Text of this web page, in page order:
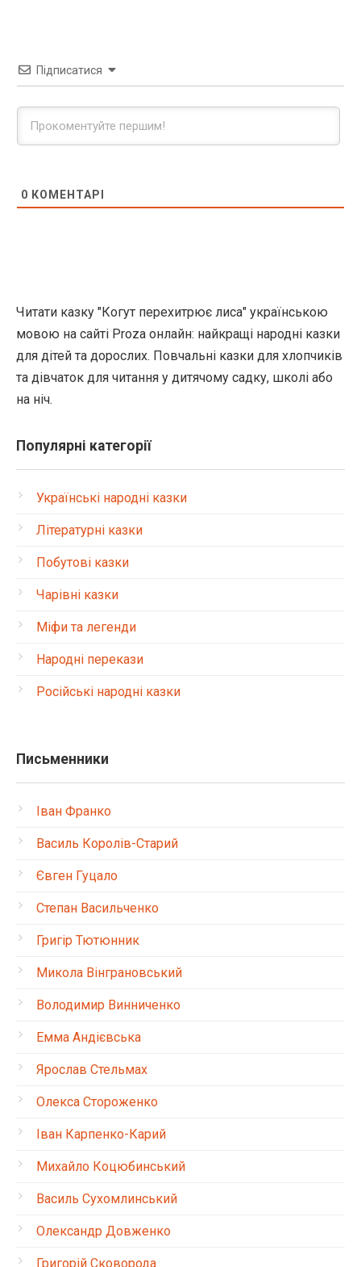
Підписатися
0 КОМЕНТАРІ
Читати казку "Когут перехитрює лиса" українською
мовою на сайті Proza онлайн: найкращі народні казки
для дітей та дорослих. Повчальні казки для хлопчиків
та дівчаток для читання у дитячому садку, школі або
на ніч.
Популярні категорії
Українські народні казки
Літературні казки
Побутові казки
Чарівні казки
Міфи та легенди
Народні перекази
Російські народні казки
Письменники
Іван Франко
Василь Королів-Старий
Євген Гуцало
Степан Васильченко
Григір Тютюнник
Микола Вінграновський
Володимир Винниченко
Емма Андієвська
Ярослав Стельмах
Олекса Стороженко
Іван Карпенко-Карий
Михайло Коцюбинський
Василь Сухомлинський
Олександр Довженко
Григорій Сковорода